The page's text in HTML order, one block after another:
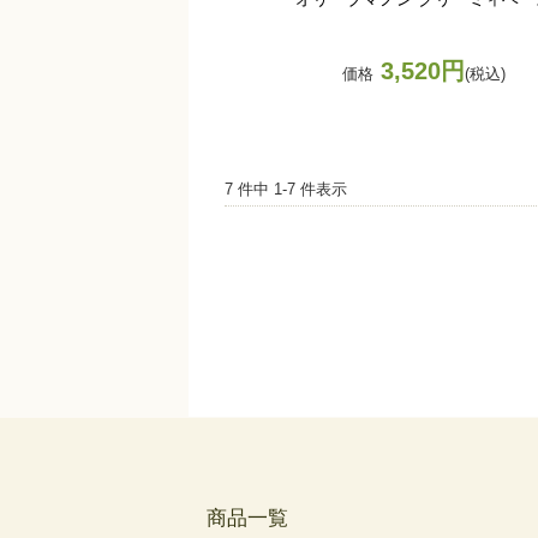
価格 3,520円(税込)
7 件中 1-7 件表示
商品一覧